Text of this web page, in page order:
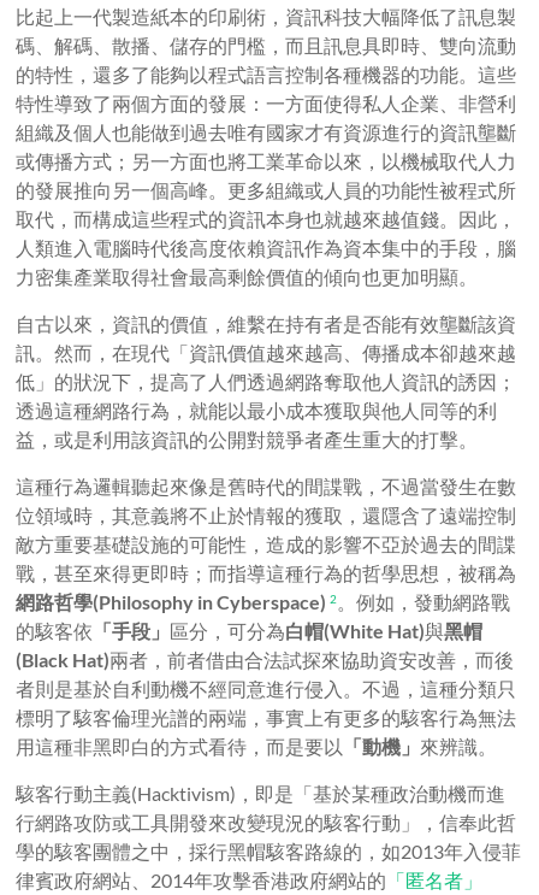
比起上一代製造紙本的印刷術，資訊科技大幅降低了訊息製
碼、解碼、散播、儲存的門檻，而且訊息具即時、雙向流動
的特性，還多了能夠以程式語言控制各種機器的功能。這些
特性導致了兩個方面的發展：一方面使得私人企業、非營利
組織及個人也能做到過去唯有國家才有資源進行的資訊壟斷
或傳播方式；另一方面也將工業革命以來，以機械取代人力
的發展推向另一個高峰。更多組織或人員的功能性被程式所
取代，而構成這些程式的資訊本身也就越來越值錢。因此，
人類進入電腦時代後高度依賴資訊作為資本集中的手段，腦
力密集產業取得社會最高剩餘價值的傾向也更加明顯。
自古以來，資訊的價值，維繫在持有者是否能有效壟斷該資
訊。然而，在現代「資訊價值越來越高、傳播成本卻越來越
低」的狀況下，提高了人們透過網路奪取他人資訊的誘因；
透過這種網路行為，就能以最小成本獲取與他人同等的利
益，或是利用該資訊的公開對競爭者產生重大的打擊。
這種行為邏輯聽起來像是舊時代的間諜戰，不過當發生在數
位領域時，其意義將不止於情報的獲取，還隱含了遠端控制
敵方重要基礎設施的可能性，造成的影響不亞於過去的間諜
戰，甚至來得更即時；而指導這種行為的哲學思想，被稱為
網路哲學(Philosophy in Cyberspace)2
。例如，發動網路戰
的駭客依 「手段」 區分，可分為白帽(White Hat)與黑帽
(Black Hat)兩者，前者借由合法試探來協助資安改善，而後
者則是基於自利動機不經同意進行侵入。不過，這種分類只
標明了駭客倫理光譜的兩端，事實上有更多的駭客行為無法
用這種非黑即白的方式看待，而是要以
「動機」 來辨識。
駭客行動主義(Hacktivism)，即是「基於某種政治動機而進
行網路攻防或工具開發來改變現況的駭客行動」，信奉此哲
學的駭客團體之中，採行黑帽駭客路線的，如2013年入侵菲
律賓政府網站、2014年攻擊香港政府網站的 「匿名者」